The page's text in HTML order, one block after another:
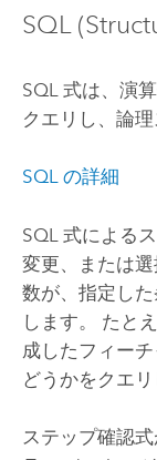
SQL
SQL 式は、演
クエリし、論
SQL の詳細
SQL 式による
変更、または
数が、指定し
します。 たと
成したフィー
どうかをクエリ
ステップ確認